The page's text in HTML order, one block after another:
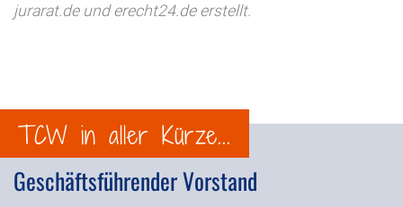
jurarat.de und erecht24.de erstellt.
TCW in aller Kürze...
Geschäftsführender Vorstand